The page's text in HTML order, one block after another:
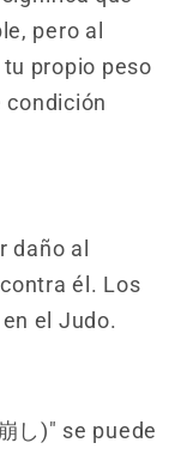
pero al
propio peso
condición
daño al
él. Los
el Judo.
し)" se puede